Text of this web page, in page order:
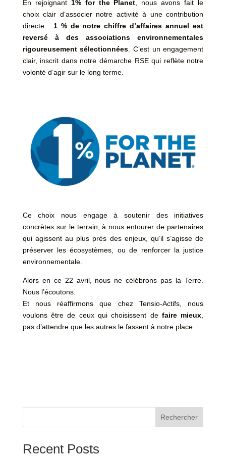
En rejoignant 1% for the Planet , nous avons fait le
choix clair d’associer notre activité à une contribution
directe : 1 % de notre chiffre d’affaires annuel est
reversé à des associations environnementales
rigoureusement sélectionnées . C’est un engagement
clair, inscrit dans notre démarche RSE qui reflète notre
volonté d’agir sur le long terme.
Ce choix nous engage à soutenir des initiatives
concrètes sur le terrain, à nous entourer de partenaires
qui agissent au plus près des enjeux, qu’il s’agisse de
préserver les écosystèmes, ou de renforcer la justice
environnementale.
Alors en ce 22 avril, nous ne célébrons pas la Terre.
Nous l’écoutons.
Et nous réaffirmons que chez Tensio-Actifs, nous
voulons être de ceux qui choisissent de faire mieux
pas d’attendre que les autres le fassent à notre place.
Rechercher
Recent Posts